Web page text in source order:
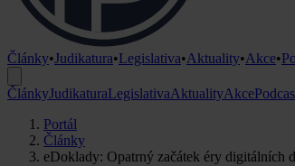
Články•Judikatura•Legislativa•Aktuality•Akce•
ČlánkyJudikaturaLegislativaAktualityAkce
Portál
Články
eDoklady: Opatrný začátek éry digitálních